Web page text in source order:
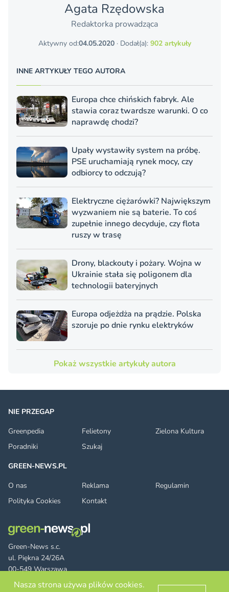
Agata Rzędowska
Redaktorka prowadząca
Aktywny od:04.05.2020· Dodał(a): 902 artykuły
INNE ARTYKUŁY TEGO AUTORA
Europa chce chińskich fabryk. Ale
stawia coraz twardsze warunki. O co
naprawdę chodzi?
Upały wystawiły system na próbę.
PSE uruchamiają rynek mocy, czy
odbiorcy to odczują?
Elektryczne ciężarówki? Największym
wyzwaniem nie są baterie. To coś
zupełnie innego decyduje, czy flota
ruszy w trasę
Drony, blackouty i pożary. Wojna w
Ukrainie stała się poligonem dla
technologii bateryjnych
Europa odjeżdża na prądzie. Polska
szoruje po dnie rynku elektryków
Pokaż wszystkie artykuły autora
Green-News s.c.
ul. Piękna 24/26A
00-549 Warszawa
NIE PRZEGAP
Greenpedia
Felietony
Zielona Kultura
Poradniki
Szukaj
GREEN-NEWS.PL
O nas
Reklama
Regulamin
Polityka Cookies
Kontakt
Nasza strona używa plików cookies.